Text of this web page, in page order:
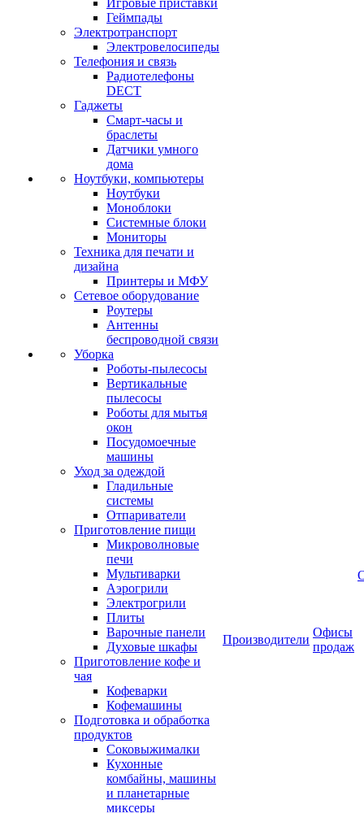
Игровые приставки
Геймпады
Электротранспорт
Электровелосипеды
Телефония и связь
Радиотелефоны
DECT
Гаджеты
Смарт-часы и
браслеты
Датчики умного
дома
Ноутбуки, компьютеры
Ноутбуки
Моноблоки
Системные блоки
Мониторы
Техника для печати и
дизайна
Принтеры и МФУ
Сетевое оборудование
Роутеры
Антенны
беспроводной связи
Уборка
Роботы-пылесосы
Вертикальные
пылесосы
Роботы для мытья
окон
Посудомоечные
машины
Уход за одеждой
Гладильные
системы
Отпариватели
Приготовление пищи
Микроволновые
печи
Мультиварки
Аэрогрили
Электрогрили
Плиты
Варочные панели
Духовые шкафы
Приготовление кофе и
чая
Кофеварки
Кофемашины
Подготовка и обработка
продуктов
Соковыжималки
Кухонные
комбайны, машины
и планетарные
миксеры
Производители
Офисы
продаж